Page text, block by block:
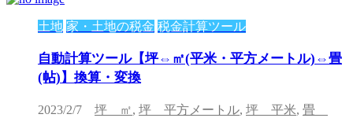
土地 家・土地の税金 税金計算ツール
自動計算ツール【坪⇔㎡(平米・平方メートル)⇔畳
(帖)】換算・変換
2023/2/7 坪 ㎡, 坪 平方メートル, 坪 平米, 畳